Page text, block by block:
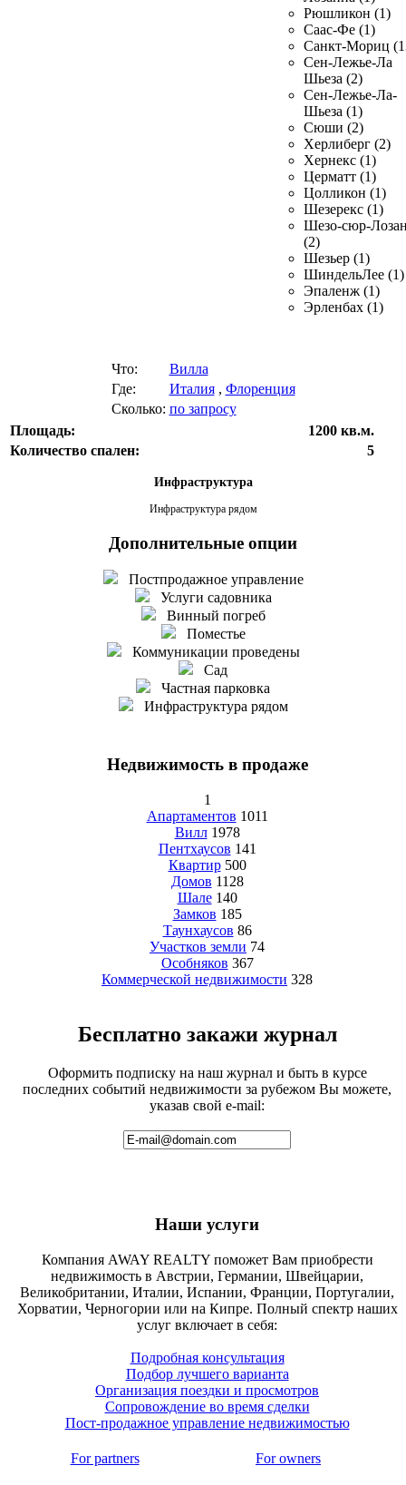
Рюшликон (1)
Саас-Фе (1)
Санкт-Мориц
Сен-Лежье-Ла
Шьеза (2)
Сен-Лежье-Ла-
Шьеза (1)
Сюши (2)
Херлиберг (2)
Хернекс (1)
Церматт (1)
Цолликон (1)
Шезерекс (1)
Шезо-сюр-
(2)
Шезьер (1)
ШиндельЛее (1)
Эпаленж (1)
Эрленбах (1)
Что:
Вилла
Где:
Италия, Флоренция
Сколько: по запросу
Площадь:
1200 кв.м.
Количество спален:
5
Инфраструктура
Инфраструктура рядом
Дополнительные опции
Постпродажное управление
Услуги садовника
Винный погреб
Поместье
Коммуникации проведены
Сад
Частная парковка
Инфраструктура рядом
Недвижимость в продаже
1
Апартаментов 1011
Вилл 1978
Пентхаусов 141
Квартир 500
Домов 1128
Шале 140
Замков 185
Таунхаусов 86
Участков земли 74
Особняков 367
Коммерческой недвижимости 328
Бесплатно закажи журнал
Оформить подписку на наш журнал и быть в курсе
последних событий недвижимости за рубежом Вы можете,
указав свой e-mail:
Наши услуги
Компания AWAY REALTY поможет Вам приобрести
недвижимость в Австрии, Германии, Швейцарии,
Великобритании, Италии, Испании, Франции, Португалии,
Хорватии, Черногории или на Кипре. Полный спектр наших
услуг включает в себя:
Подробная консультация
Подбор лучшего варианта
Организация поездки и просмотров
Сопровождение во время сделки
Пост-продажное управление недвижимостью
For partners For owners